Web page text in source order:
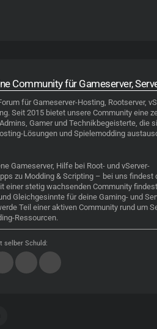
Community für Gameserver,
fürGameserver-Hosting, Rootserver,
Seit 2015 bietet unsere Community eine
Gamer und Technikbegeisterte, die
Lösungen und Spielemodding
Gameserver, Hilfe bei Root- und vServer-
zu Modding & Scripting – bei uns
einer stetig wachsenden Community
Gleichgesinnte für deine Gaming- und
Teil einer aktiven Community rund um
Ressourcen.
selber Schuld: